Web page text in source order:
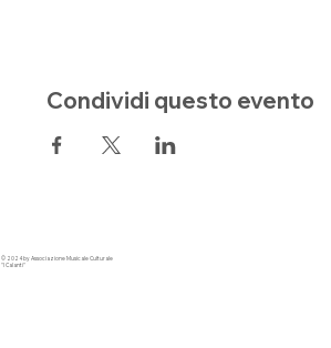
Condividi questo evento
© 2024 by Associazione Musicale Culturale
"I Calanti"